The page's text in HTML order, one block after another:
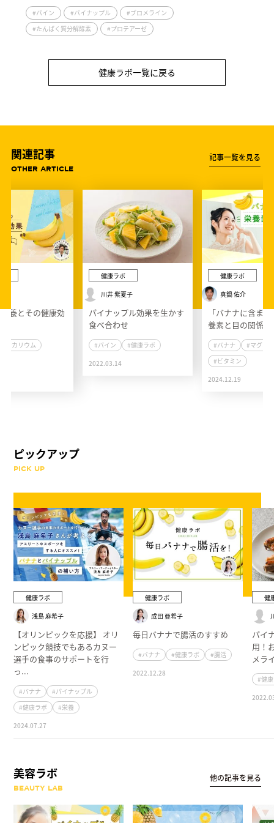
#パイン #パイナップル
#ブロメライン
#たんぱく質分解酵素
#プロテアーゼ
健康ラボ一覧に戻る
関連記事
OTHER ARTICLE
記事一覧を見る
養とその健康効
#カリウム
健康ラボ
川井 紫夏子
パイナップル効果を生かす
食べ合わせ
#パイン
#健康ラボ
2022.03.14
健康ラボ
真鍋 佑介
「バナナに含ま
養素と目の関係と
#バナナ
#マグネ
#ビタミン
2024.12.19
ピックアップ
PICK UP
健康ラボ
浅島 麻希子
【オリンピックを応援】 オリ
ンピック競技でもあるカヌー
選手の食事のサポートを行
っ...
#バナナ
#パイナップル
#健康ラボ
#栄養
2024.07.27
健康ラボ
成田 亜希子
毎日バナナで腸活のすすめ
#バナナ #健康ラボ
#腸活
2022.12.28
健
パイ
用！
メラ
#健
美容ラボ
BEAUTY LAB
他の記事を見る